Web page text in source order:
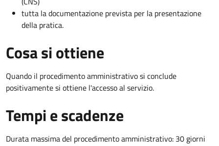
tutta la documentazione prevista per la presentazione
della pratica.
Cosa si ottiene
Quando il procedimento amministrativo si conclude
positivamente si ottiene l'accesso al servizio.
Tempi e scadenze
Durata massima del procedimento amministrativo: 30 giorni